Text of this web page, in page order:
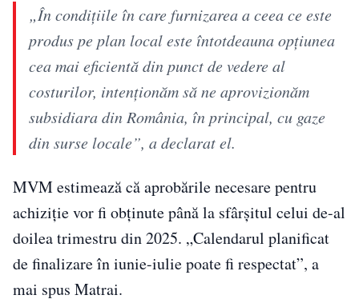
„În condițiile în care furnizarea a ceea ce este
produs pe plan local este întotdeauna opțiunea
cea mai eficientă din punct de vedere al
costurilor, intenționăm să ne aprovizionăm
subsidiara din România, în principal, cu gaze
din surse locale”, a declarat el.
MVM estimează că aprobările necesare pentru
achiziție vor fi obținute până la sfârșitul celui de-al
doilea trimestru din 2025. „Calendarul planificat
de finalizare în iunie-iulie poate fi respectat”, a
mai spus Matrai.